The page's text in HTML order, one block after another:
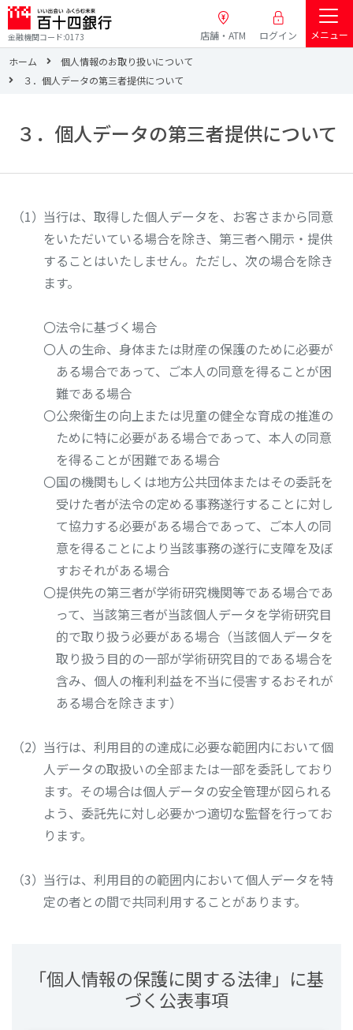
金融機関コード:0173 店舗・ATM ログイン
メニュー
ホーム
個人情報のお取り扱いについて
３．個人データの第三者提供について
３．個人データの第三者提供について
当行は、取得した個人データを、お客さまから同意
をいただいている場合を除き、第三者へ開示・提供
することはいたしません。ただし、次の場合を除き
ます。
〇法令に基づく場合
〇人の生命、身体または財産の保護のために必要が
ある場合であって、ご本人の同意を得ることが困
難である場合
〇公衆衛生の向上または児童の健全な育成の推進の
ために特に必要がある場合であって、本人の同意
を得ることが困難である場合
〇国の機関もしくは地方公共団体またはその委託を
受けた者が法令の定める事務遂行することに対し
て協力する必要がある場合であって、ご本人の同
意を得ることにより当該事務の遂行に支障を及ぼ
すおそれがある場合
〇提供先の第三者が学術研究機関等である場合であ
って、当該第三者が当該個人データを学術研究目
的で取り扱う必要がある場合（当該個人データを
取り扱う目的の一部が学術研究目的である場合を
含み、個人の権利利益を不当に侵害するおそれが
ある場合を除きます）
当行は、利用目的の達成に必要な範囲内において個
人データの取扱いの全部または一部を委託しており
ます。その場合は個人データの安全管理が図られる
よう、委託先に対し必要かつ適切な監督を行ってお
ります。
当行は、利用目的の範囲内において個人データを特
定の者との間で共同利用することがあります。
「個人情報の保護に関する法律」に基
づく公表事項